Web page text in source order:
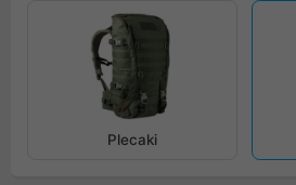
Plecaki